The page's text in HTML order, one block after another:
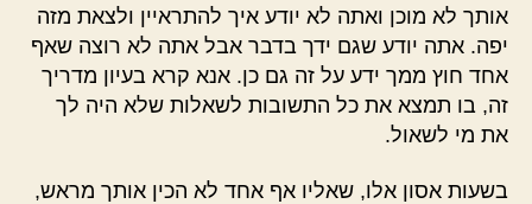
אותך לא מוכן ואתה לא יודע איך להתראיין ולצאת מזה
יפה. אתה יודע שגם ידך בדבר אבל אתה לא רוצה שאף
אחד חוץ ממך ידע על זה גם כן. אנא קרא בעיון מדריך
זה, בו תמצא את כל התשובות לשאלות שלא היה לך
את מי לשאול.
בשעות אסון אלו, שאליו אף אחד לא הכין אותך מראש,